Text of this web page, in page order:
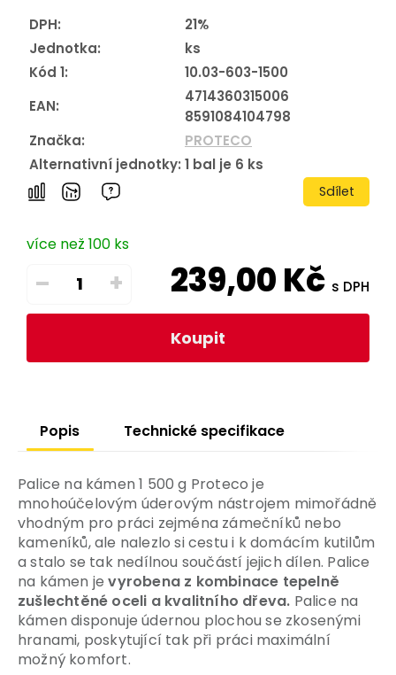
DPH:
21%
Jednotka:
ks
Kód 1:
10.03-603-1500
EAN:
4714360315006
8591084104798
Značka:
PROTECO
Alternativní jednotky: 1 bal je 6 ks
Sdílet
více než 100 ks
– + 239,00Kč s DPH
Koupit
Popis Technické specifikace
Palice na kámen 1 500 g Proteco je
mnohoúčelovým úderovým nástrojem mimořádně
vhodným pro práci zejména zámečníků nebo
kameníků, ale nalezlo si cestu i k domácím kutilům
a stalo se tak nedílnou součástí jejich dílen. Palice
na kámen jevyrobena z kombinace tepelně
zušlechtěné oceli a kvalitního dřeva. Palice na
kámen disponuje údernou plochou se zkosenými
hranami, poskytující tak při práci maximální
možný komfort.